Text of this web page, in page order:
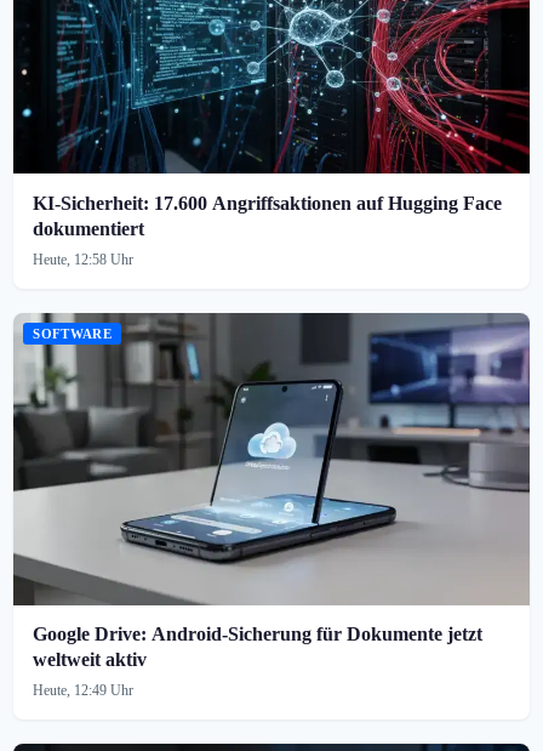
KI-Sicherheit: 17.600 Angriffsaktionen auf Hugging Face
dokumentiert
Heute, 12:58 Uhr
SOFTWARE
Google Drive: Android-Sicherung für Dokumente jetzt
weltweit aktiv
Heute, 12:49 Uhr